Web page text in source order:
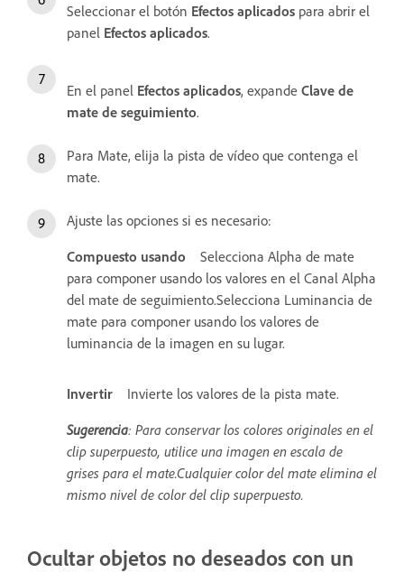
Seleccionar el botón Efectos aplicados para abrir el
panel Efectos aplicados.
En el panel Efectos aplicados, expande Clave de
mate de seguimiento.
Para Mate, elija la pista de vídeo que contenga el
mate.
Ajuste las opciones si es necesario:
Compuesto usando
Selecciona Alpha de mate
para componer usando los valores en el Canal Alpha
del mate de seguimiento.Selecciona Luminancia de
mate para componer usando los valores de
luminancia de la imagen en su lugar.
Invertir
Invierte los valores de la pista mate.
Sugerencia: Para conservar los colores originales en el
clip superpuesto, utilice una imagen en escala de
grises para el mate.Cualquier color del mate elimina el
mismo nivel de color del clip superpuesto.
Ocultar objetos no deseados con un